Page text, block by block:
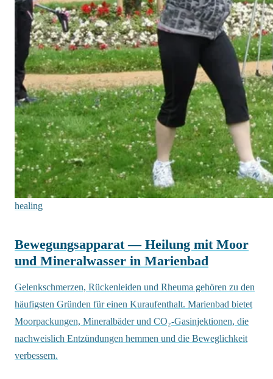
healing
Bewegungsapparat — Heilung mit Moor
und Mineralwasser in Marienbad
Gelenkschmerzen, Rückenleiden und Rheuma gehören zu den
häufigsten Gründen für einen Kuraufenthalt. Marienbad bietet
Moorpackungen, Mineralbäder und CO₂-Gasinjektionen, die
nachweislich Entzündungen hemmen und die Beweglichkeit
verbessern.